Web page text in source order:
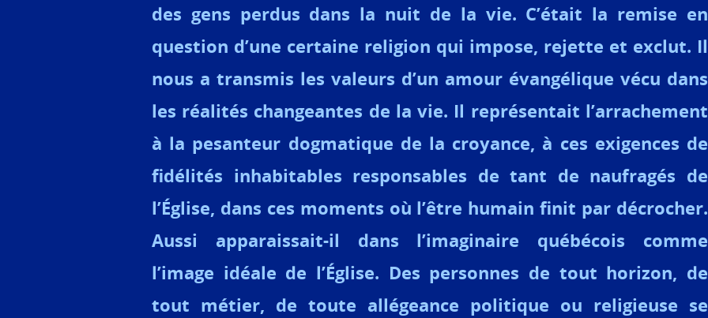
des gens perdus dans la nuit de la vie. C’était la remise en
question d’une certaine religion qui impose, rejette et exclut. Il
nous a transmis les valeurs d’un amour évangélique vécu dans
les réalités changeantes de la vie. Il représentait l’arrachement
à la pesanteur dogmatique de la croyance, à ces exigences de
fidélités inhabitables responsables de tant de naufragés de
l’Église, dans ces moments où l’être humain finit par décrocher.
Aussi apparaissait-il dans l’imaginaire québécois comme
l’image idéale de l’Église. Des personnes de tout horizon, de
tout métier, de toute allégeance politique ou religieuse se